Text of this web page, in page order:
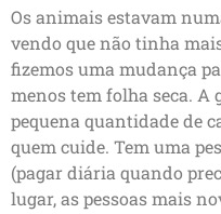
Os animais estavam
vendo que não tinha
fizemos uma mudança
menos tem folha seca. A
pequena quantidade de
quem cuide. Tem uma
(pagar diária quando
lugar, as pessoas mais